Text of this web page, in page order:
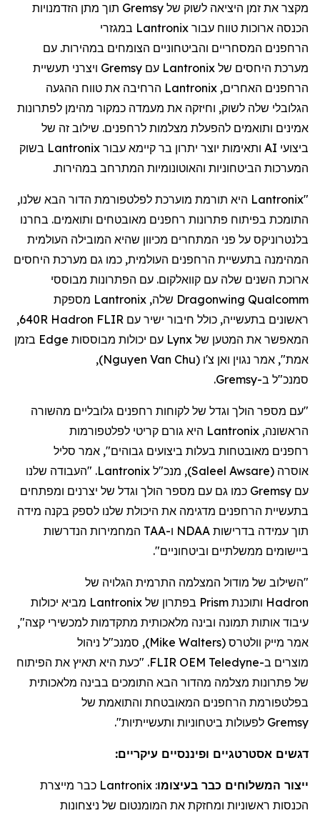
מקצר את זמן היציאה לשוק של Gremsy תוך מתן הזדמנויות
הכנסה ארוכות טווח עבור Lantronix במגזרי
הרחפנים המסחריים והביטחוניים הצומחים במהירות. עם
מערכת היחסים של Lantronix עם Gremsy ויצרני תעשיית
הרחפנים האחרים, Lantronix הרחיבה את טווח ההגעה
הגלובלי שלה לשוק, וחיזקה את מעמדה כמקור מהימן לפתרונות
אמינים ותואמים להפעלת מצלמות לרחפנים. שילוב זה של
ביצועי AI ותאימות יוצר יתרון בר קיימא עבור
Lantronix בשוק
המערכות הביטחוניות והאוטונומיות המתרחב במהירות.
"
Lantronix היא תורמת מוערכת לפלטפורמת הדור הבא שלנו,
התומכת בפיתוח פתרונות רחפנים מאובטחים ותואמים. בחרנו
בלנטרוניקס על פני המתחרים מכיוון שהיא המובילה העולמית
המהימנה בתעשיית הרחפנים העולמית, כמו גם מערכת היחסים
ארוכת השנים שלה עם קוואלקום. עם הפתרונות מבוססי
Qualcomm
Dragonwing שלה, Lantronix מספקת
ראשונים בתעשייה, כולל חיבור ישיר עם FLIR
Hadron
640R,
המאפשר את המטען של Lynx עם יכולות מבוססות Edge בזמן
אמת", אמר נגוין ואן צ'ו (
Nguyen Van Chu
)
,
סמנכ"ל ב-Gremsy
.
"עם מספר הולך וגדל של לקוחות רחפנים גלובליים מהשורה
הראשונה, Lantronix היא גורם קריטי לפלטפורמות
רחפנים מאובטחות בעלות ביצועים גבוהים", אמר סליל
אוסרה (
Saleel Awsare
), מנכ"ל Lantronix. "העבודה שלנו
עם Gremsy כמו גם עם מספר הולך וגדל של יצרנים ומפתחים
בתעשיית הרחפנים מדגימה את היכולת שלנו לספק בקנה מידה
תוך עמידה בדרישות NDAA ו-TAA המחמירות הנדרשות
ביישומים ממשלתיים וביטחוניים".
"השילוב של מודול המצלמה התרמית הגלויה של
Hadron ותוכנת Prism בפתרון של Lantronix מביא יכולות
עיבוד אותות תמונה ובינה מלאכותית מתקדמות למכשירי קצה",
אמר מייק וולטרס (
Mike Walters
), סמנכ"ל ניהול
מוצרים ב-Teledyne
FLIR OEM. "כעת היא תאיץ את הפיתוח
של פתרונות מצלמה מהדור הבא התומכים בבינה מלאכותית
בפלטפורמת הרחפנים המאובטחת והתואמת של
Gremsy לפעולות ביטחוניות ותעשייתיות".
דגשים אסטרטגיים ופיננסיים עיקריים:
ייצור המשלוחים כבר בעיצומו:
Lantronix כבר מייצרת
הכנסות ראשוניות ומחזקת את המומנטום של ניצחונות